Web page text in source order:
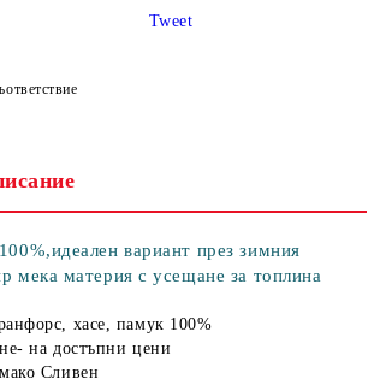
Tweet
вариант през зимния
мека материя с усещане за топлина
хасе, памук 100%
на достъпни цени
Сливен